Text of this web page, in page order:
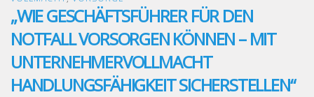
„WIE GESCHÄFTSFÜHRER FÜR DEN
NOTFALL VORSORGEN KÖNNEN – MIT
UNTERNEHMERVOLLMACHT
HANDLUNGSFÄHIGKEIT SICHERSTELLEN“